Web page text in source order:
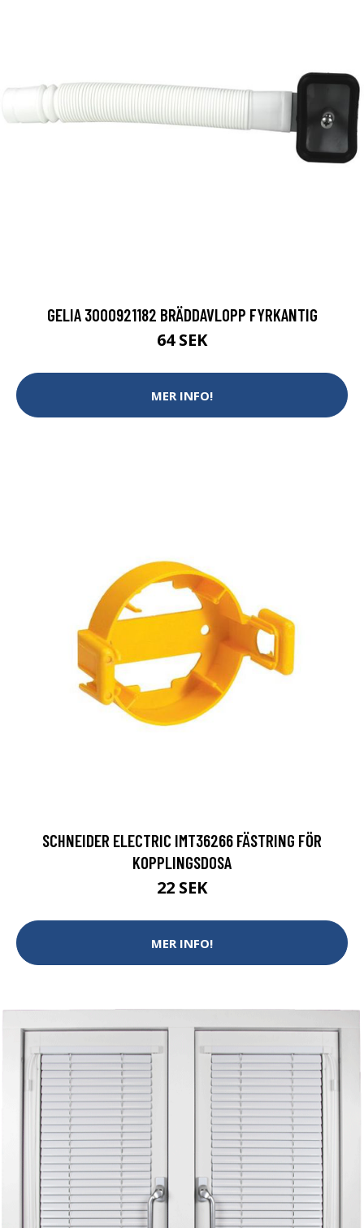
GELIA 3000921182 BRÄDDAVLOPP FYRKANTIG
64 SEK
MER INFO!
SCHNEIDER ELECTRIC IMT36266 FÄSTRING FÖR
KOPPLINGSDOSA
22 SEK
MER INFO!